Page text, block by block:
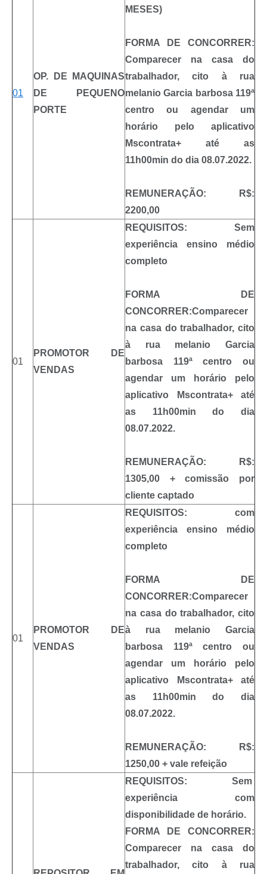
01
OP. DE MAQUINAS
DE PEQUENO
PORTE
MESES)
FORMA DE CONCORRER:
Comparecer na casa do
trabalhador, cito à rua
melanio Garcia barbosa 119ª
centro ou agendar um
horário pelo aplicativo
Mscontrata+ até as
11h00min do dia 08.07.2022.
REMUNERAÇÃO: R$:
2200,00
01
PROMOTOR DE
VENDAS
REQUISITOS: Sem
experiência ensino médio
completo
FORMA DE
CONCORRER:Comparecer
na casa do trabalhador, cito
à rua melanio Garcia
barbosa 119ª centro ou
agendar um horário pelo
aplicativo Mscontrata+ até
as 11h00min do dia
08.07.2022.
REMUNERAÇÃO: R$:
1305,00 + comissão por
cliente captado
01
PROMOTOR DE
VENDAS
REQUISITOS: com
experiência ensino médio
completo
FORMA DE
CONCORRER:Comparecer
na casa do trabalhador, cito
à rua melanio Garcia
barbosa 119ª centro ou
agendar um horário pelo
aplicativo Mscontrata+ até
as 11h00min do dia
08.07.2022.
REMUNERAÇÃO: R$:
1250,00 + vale refeição
REQUISITOS: Sem
experiência com
disponibilidade de horário.
FORMA DE CONCORRER:
Comparecer na casa do
trabalhador, cito à rua